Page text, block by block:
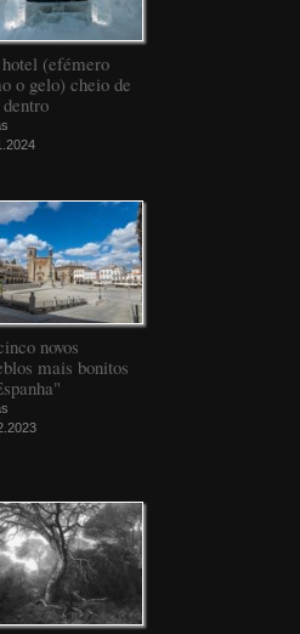
(efémero
o gelo) cheio de
novos
mais bonitos